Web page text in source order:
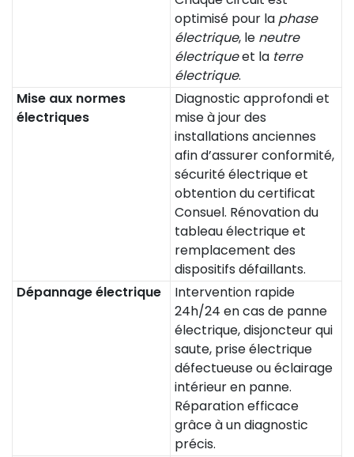
optimisé pour la phase
électrique, le neutre
électriqueet la terre
électrique.
Mise aux normes
électriques
Diagnostic approfondi et
mise à jour des
installations anciennes
afin d’assurer conformité,
sécurité électrique et
obtention du certificat
Consuel. Rénovation du
tableau électrique et
remplacement des
dispositifs défaillants.
Dépannage électrique
Intervention rapide
24h/24 en cas de panne
électrique, disjoncteur qui
saute, prise électrique
défectueuse ou éclairage
intérieur en panne.
Réparation efficace
grâce à un diagnostic
précis.